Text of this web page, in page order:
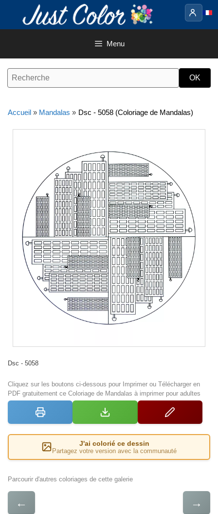
contenu
Menu
Accueil » Mandalas » Dsc - 5058 (Coloriage de Mandalas)
Dsc - 5058
Cliquez sur les boutons ci-dessous pour Imprimer ou Télécharger en
PDF gratuitement ce Coloriage de Mandalas à imprimer pour adultes
J'ai colorié ce dessin
Partagez votre version avec la communauté
Parcourir d'autres coloriages de cette galerie
← →